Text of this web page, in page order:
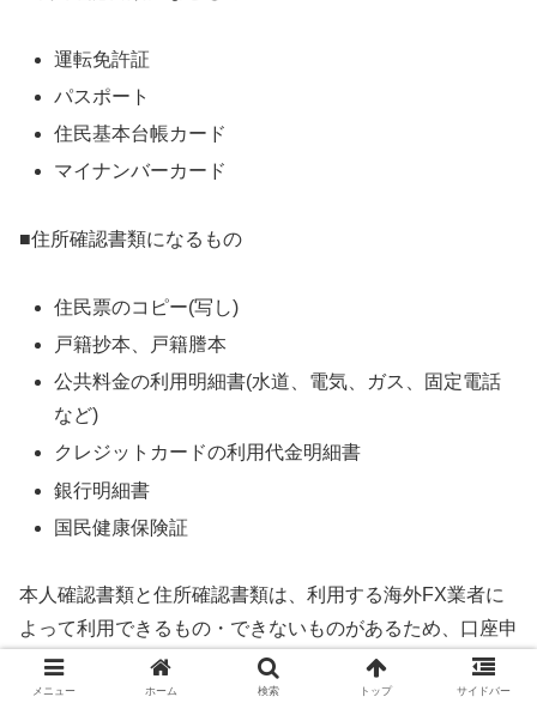
運転免許証
パスポート
住民基本台帳カード
マイナンバーカード
■住所確認書類になるもの
住民票のコピー(写し)
戸籍抄本、戸籍謄本
公共料金の利用明細書(水道、電気、ガス、固定電話
など)
クレジットカードの利用代金明細書
銀行明細書
国民健康保険証
本人確認書類と住所確認書類は、利用する海外FX業者に
よって利用できるもの・できないものがあるため、口座申
し込み前に必ず確認しておきましょう。
メニュー ホーム 検索 トップ サイドバー